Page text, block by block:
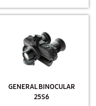
GENERAL BINOCULAR
25S6